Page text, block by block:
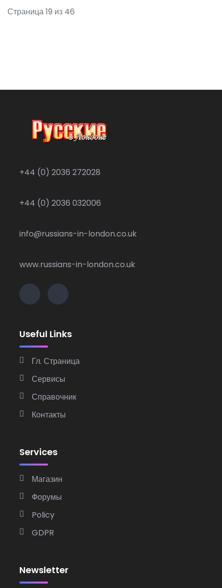
Страница 19 из 46
+44 (0) 2036 272028
+44 (0) 2036 032006
info@russians-in-london.co.uk
www.russians-in-london.co.uk
Useful Links
Гл. Страница
Сервисы
Справочник
Контакты
Services
Магазин
Форумы
Policy
GDPR
Newsletter